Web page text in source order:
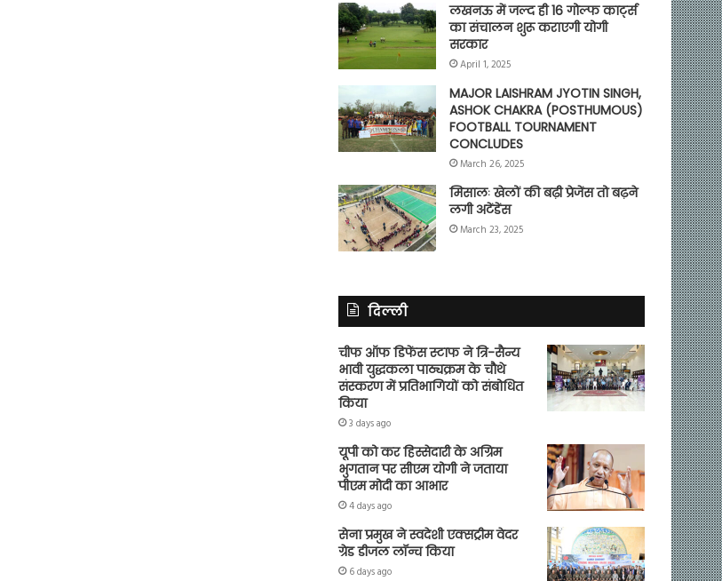
लखनऊ में जल्द ही 16 गोल्फ कार्ट्स
का संचालन शुरू कराएगी योगी
सरकार
April 1, 2025
MAJOR LAISHRAM JYOTIN SINGH,
ASHOK CHAKRA (POSTHUMOUS)
FOOTBALL TOURNAMENT
CONCLUDES
March 26, 2025
मिसालः खेलों की बढ़ी प्रेजेंस तो बढ़ने
लगी अटेंडेंस
March 23, 2025
दिल्ली
चीफ ऑफ डिफेंस स्टाफ ने त्रि-सैन्य
भावी युद्धकला पाठ्यक्रम के चौथे
संस्करण में प्रतिभागियों को संबोधित
किया
3 days ago
यूपी को कर हिस्सेदारी के अग्रिम
भुगतान पर सीएम योगी ने जताया
पीएम मोदी का आभार
4 days ago
सेना प्रमुख ने स्वदेशी एक्सट्रीम वेदर
ग्रेड डीजल लॉन्च किया
6 days ago